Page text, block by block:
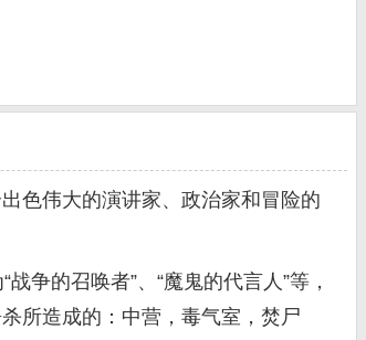
色伟大的演讲家、政治家和冒险的
的召唤者”、“魔鬼的代言人”等，
所造成的：中营，毒气室，焚尸